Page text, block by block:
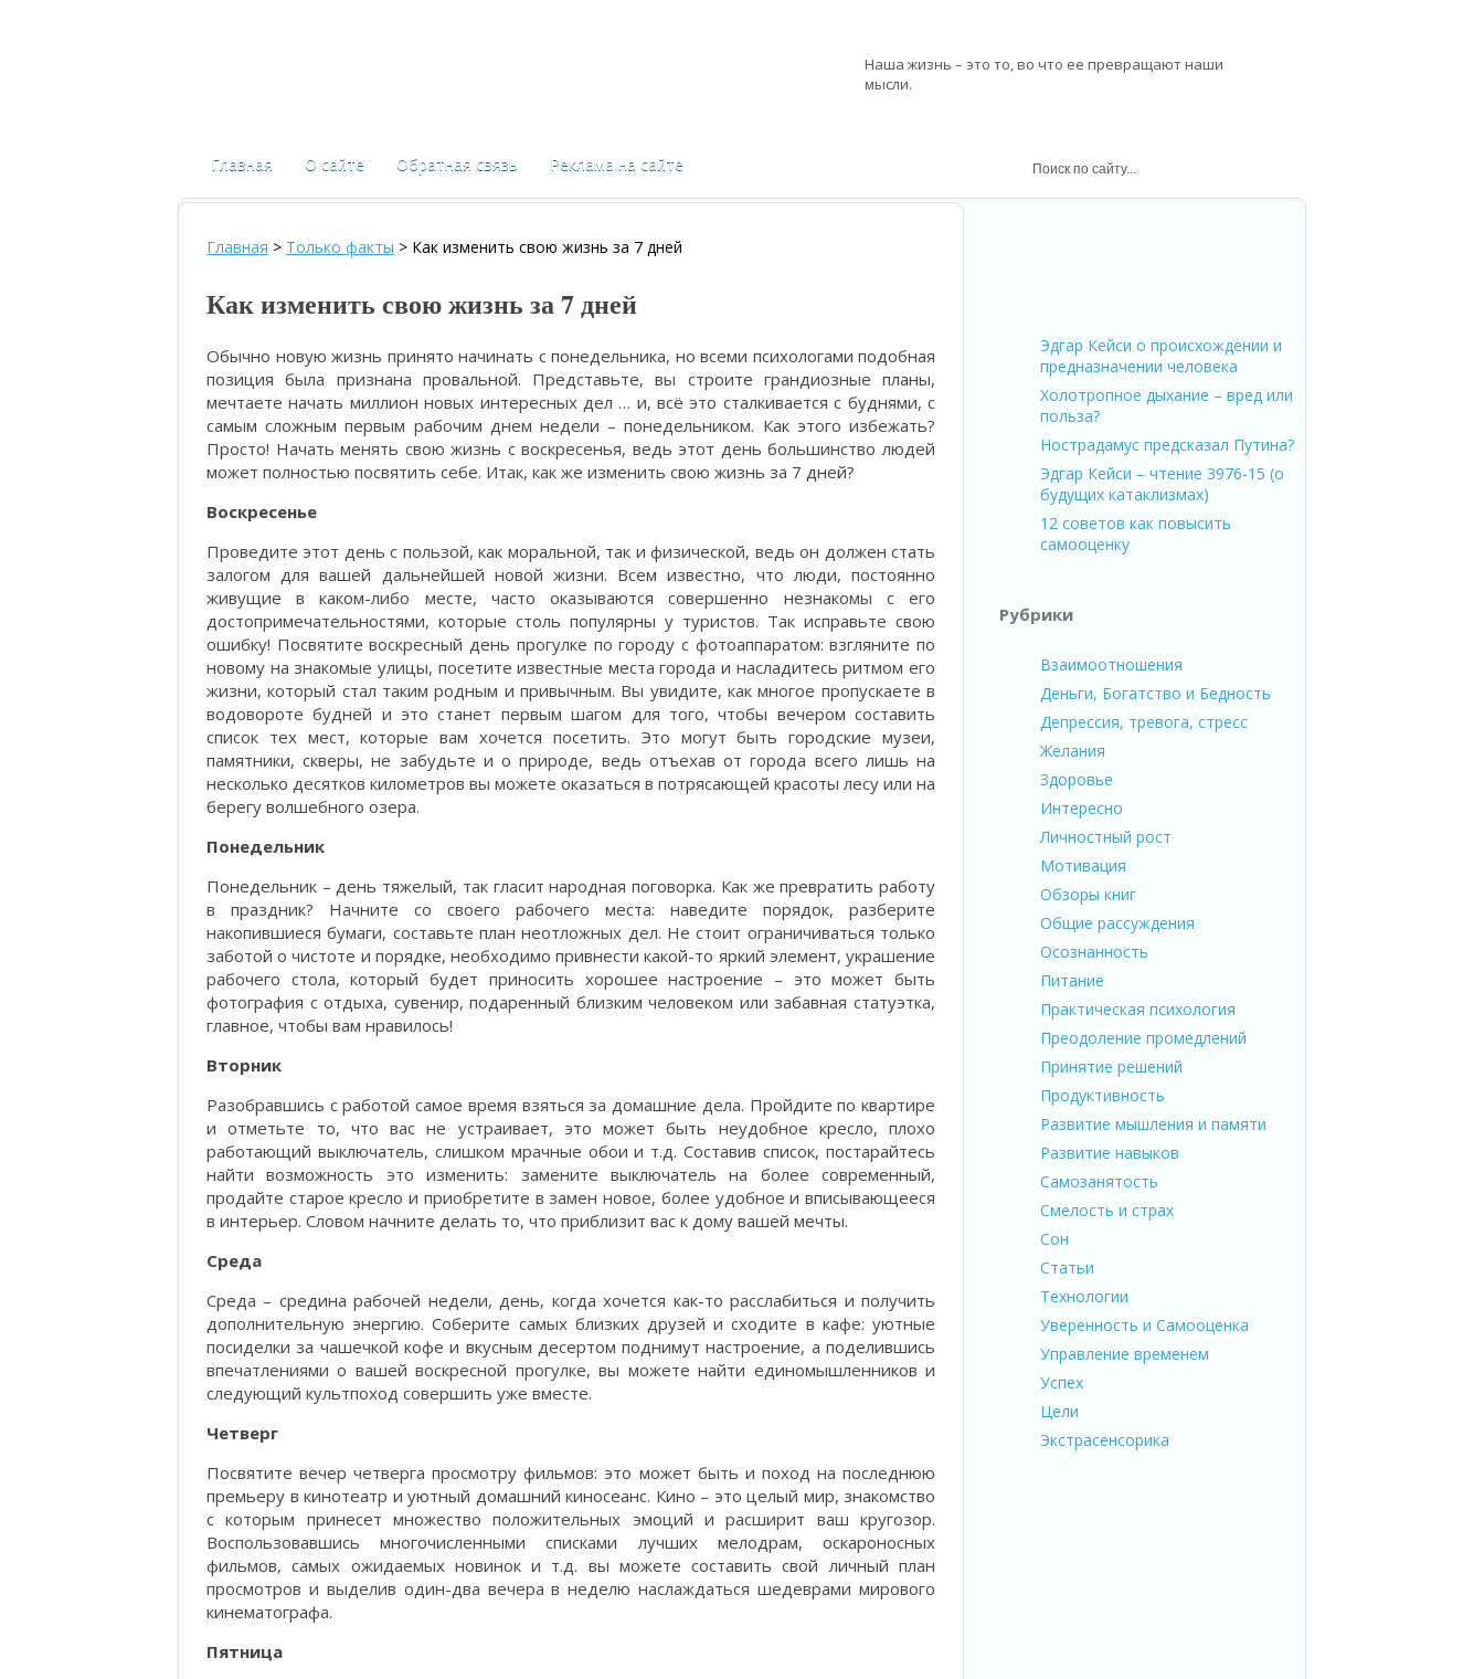
Наша жизнь – это то, во что ее превращают наши
мысли.
Главная О сайте Обратная связь Реклама на сайте
Главная > Только факты > Как изменить свою жизнь за 7 дней
Как изменить свою жизнь за 7 дней
Обычно новую жизнь принято начинать с понедельника, но всеми психологами подобная
позиция была признана провальной. Представьте, вы строите грандиозные планы,
мечтаете начать миллион новых интересных дел … и, всё это сталкивается с буднями, с
самым сложным первым рабочим днем недели – понедельником. Как этого избежать?
Просто! Начать менять свою жизнь с воскресенья, ведь этот день большинство людей
может полностью посвятить себе. Итак, как же изменить свою жизнь за 7 дней?
Воскресенье
Проведите этот день с пользой, как моральной, так и физической, ведь он должен стать
залогом для вашей дальнейшей новой жизни. Всем известно, что люди, постоянно
живущие в каком-либо месте, часто оказываются совершенно незнакомы с его
достопримечательностями, которые столь популярны у туристов. Так исправьте свою
ошибку! Посвятите воскресный день прогулке по городу с фотоаппаратом: взгляните по
новому на знакомые улицы, посетите известные места города и насладитесь ритмом его
жизни, который стал таким родным и привычным. Вы увидите, как многое пропускаете в
водовороте будней и это станет первым шагом для того, чтобы вечером составить
список тех мест, которые вам хочется посетить. Это могут быть городские музеи,
памятники, скверы, не забудьте и о природе, ведь отъехав от города всего лишь на
несколько десятков километров вы можете оказаться в потрясающей красоты лесу или на
берегу волшебного озера.
Понедельник
Понедельник – день тяжелый, так гласит народная поговорка. Как же превратить работу
в праздник? Начните со своего рабочего места: наведите порядок, разберите
накопившиеся бумаги, составьте план неотложных дел. Не стоит ограничиваться только
заботой о чистоте и порядке, необходимо привнести какой-то яркий элемент, украшение
рабочего стола, который будет приносить хорошее настроение – это может быть
фотография с отдыха, сувенир, подаренный близким человеком или забавная статуэтка,
главное, чтобы вам нравилось!
Вторник
Разобравшись с работой самое время взяться за домашние дела. Пройдите по квартире
и отметьте то, что вас не устраивает, это может быть неудобное кресло, плохо
работающий выключатель, слишком мрачные обои и т.д. Составив список, постарайтесь
найти возможность это изменить: замените выключатель на более современный,
продайте старое кресло и приобретите в замен новое, более удобное и вписывающееся
в интерьер. Словом начните делать то, что приблизит вас к дому вашей мечты.
Среда
Среда – средина рабочей недели, день, когда хочется как-то расслабиться и получить
дополнительную энергию. Соберите самых близких друзей и сходите в кафе: уютные
посиделки за чашечкой кофе и вкусным десертом поднимут настроение, а поделившись
впечатлениями о вашей воскресной прогулке, вы можете найти единомышленников и
следующий культпоход совершить уже вместе.
Четверг
Посвятите вечер четверга просмотру фильмов: это может быть и поход на последнюю
премьеру в кинотеатр и уютный домашний киносеанс. Кино – это целый мир, знакомство
с которым принесет множество положительных эмоций и расширит ваш кругозор.
Воспользовавшись многочисленными списками лучших мелодрам, оскароносных
фильмов, самых ожидаемых новинок и т.д. вы можете составить свой личный план
просмотров и выделив один-два вечера в неделю наслаждаться шедеврами мирового
кинематографа.
Пятница
Эдгар Кейси о происхождении и
предназначении человека
Холотропное дыхание – вред или
польза?
Нострадамус предсказал Путина?
Эдгар Кейси – чтение 3976-15 (о
будущих катаклизмах)
12 советов как повысить
самооценку
Рубрики
Взаимоотношения
Деньги, Богатство и Бедность
Депрессия, тревога, стресс
Желания
Здоровье
Интересно
Личностный рост
Мотивация
Обзоры книг
Общие рассуждения
Осознанность
Питание
Практическая психология
Преодоление промедлений
Принятие решений
Продуктивность
Развитие мышления и памяти
Развитие навыков
Самозанятость
Смелость и страх
Сон
Статьи
Технологии
Уверенность и Самооценка
Управление временем
Успех
Цели
Экстрасенсорика